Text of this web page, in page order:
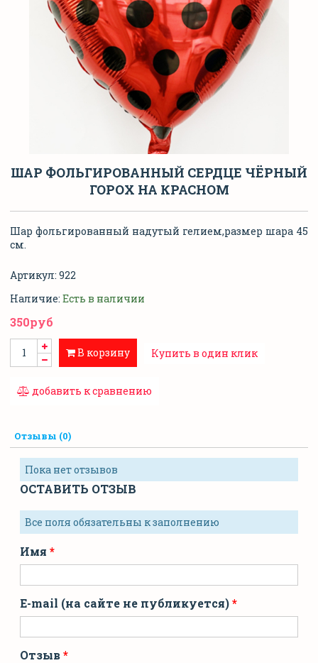
ШАР ФОЛЬГИРОВАННЫЙ СЕРДЦЕ ЧЁРНЫЙ
ГОРОХ НА КРАСНОМ
Шар фольгированный надутый гелием,размер шара 45
см.
Артикул: 922
Наличие: Есть в наличии
350руб
В корзину Купить в один клик
добавить к сравнению
Отзывы (0)
Пока нет отзывов
ОСТАВИТЬ ОТЗЫВ
Все поля обязательны к заполнению
Имя
E-mail (на сайте не публикуется)
Отзыв